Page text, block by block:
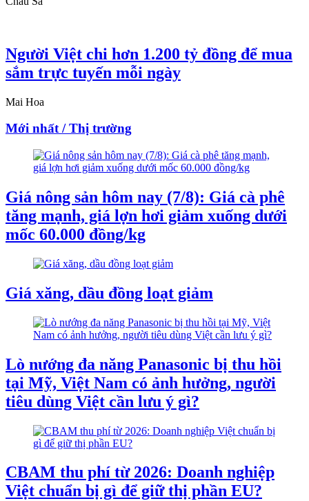
Người Việt chi hơn 1.200 tỷ đồng để mua
sắm trực tuyến mỗi ngày
Mai Hoa
Mới nhất / Thị trường
Giá nông sản hôm nay (7/8): Giá cà phê
tăng mạnh, giá lợn hơi giảm xuống dưới
mốc 60.000 đồng/kg
Giá xăng, dầu đồng loạt giảm
Lò nướng đa năng Panasonic bị thu hồi
tại Mỹ, Việt Nam có ảnh hưởng, người
tiêu dùng Việt cần lưu ý gì?
CBAM thu phí từ 2026: Doanh nghiệp
Việt chuẩn bị gì để giữ thị phần EU?